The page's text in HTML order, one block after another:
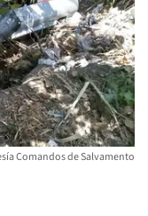
Comandos de Salvamento